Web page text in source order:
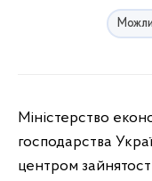
Міністерство
господарства
центром